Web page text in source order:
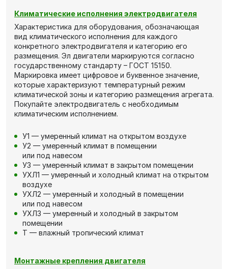
Климатические исполнения электродвигателя
Характеристика для оборудования, обозначающая
вид климатического исполнения для каждого
конкретного электродвигателя и категорию его
размещения. Эл двигатели маркируются согласно
государственному стандарту – ГОСТ 15150.
Маркировка имеет цифровое и буквенное значение,
которые характеризуют температурный режим
климатической зоны и категорию размещения агрегата.
Покупайте электродвигатель с необходимым
климатическим исполнением.
У1 — умеренный климат на открытом воздухе
У2 — умеренный климат в помещении
или под навесом
У3 — умеренный климат в закрытом помещении
УХЛ1 — умеренный и холодный климат на открытом
воздухе
УХЛ2 — умеренный и холодный в помещении
или под навесом
УХЛ3 — умеренный и холодный в закрытом
помещении
Т — влажный тропический климат
Монтажные крепления двигателя